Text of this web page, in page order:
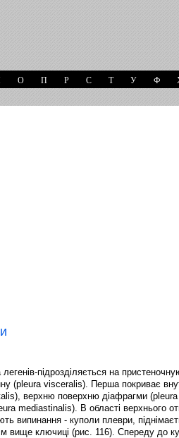
О П Р С Т У Ф
підрозділяється на
(pleura visceralis). Перша покриває
верхню поверхню діафрагми (pleura
mediastinalis). В області верхнього
випинання - куполи плеври,
вище ключиці (рис. 116). Спереду до